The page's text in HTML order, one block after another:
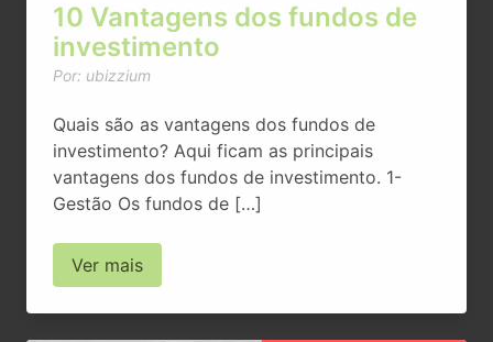
10 Vantagens dos fundos de
investimento
Por: ubizzium
Quais são as vantagens dos fundos de
investimento? Aqui ficam as principais
vantagens dos fundos de investimento. 1-
Gestão Os fundos de […]
Ver mais